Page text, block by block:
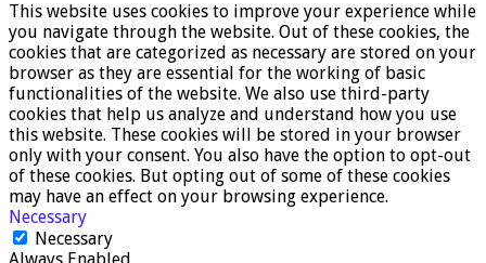
This website uses cookies to improve your experience while
you navigate through the website. Out of these cookies, the
cookies that are categorized as necessary are stored on your
browser as they are essential for the working of basic
functionalities of the website. We also use third-party
cookies that help us analyze and understand how you use
this website. These cookies will be stored in your browser
only with your consent. You also have the option to opt-out
of these cookies. But opting out of some of these cookies
may have an effect on your browsing experience.
Necessary
Necessary